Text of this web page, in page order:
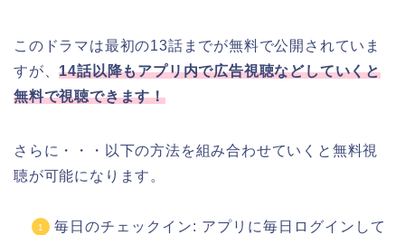
このドラマは最初の13話までが無料で公開されていま
すが、14話以降もアプリ内で広告視聴などしていくと
無料で視聴できます！
さらに・・・以下の方法を組み合わせていくと無料視
聴が可能になります。
毎日のチェックイン: アプリに毎日ログインして